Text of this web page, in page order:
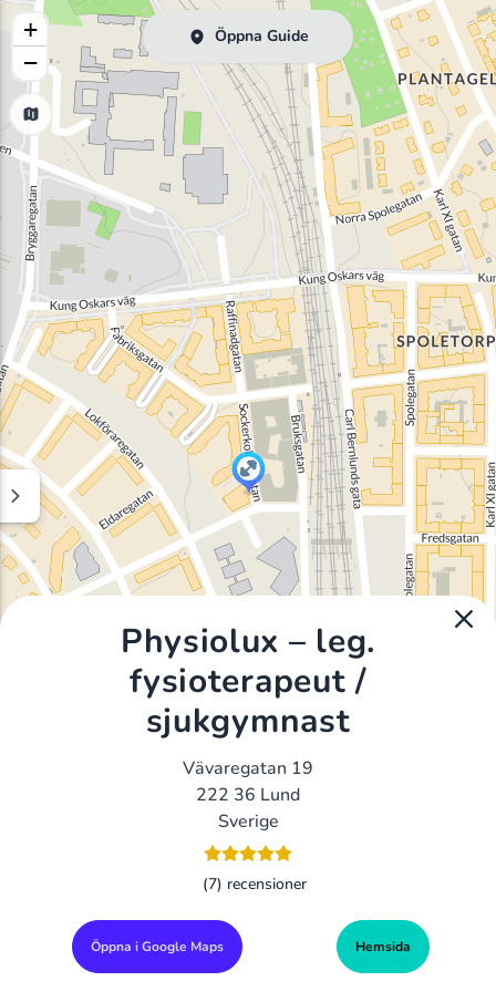
Öppna Guide
+
−
Physiolux – leg.
fysioterapeut /
sjukgymnast
Vävaregatan 19
222 36 Lund
Sverige
(7) recensioner
Öppna i Google Maps Hemsida